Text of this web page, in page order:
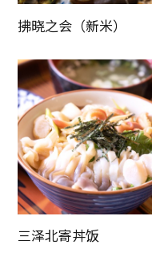
拂晓之会（新米）
三泽北寄丼饭